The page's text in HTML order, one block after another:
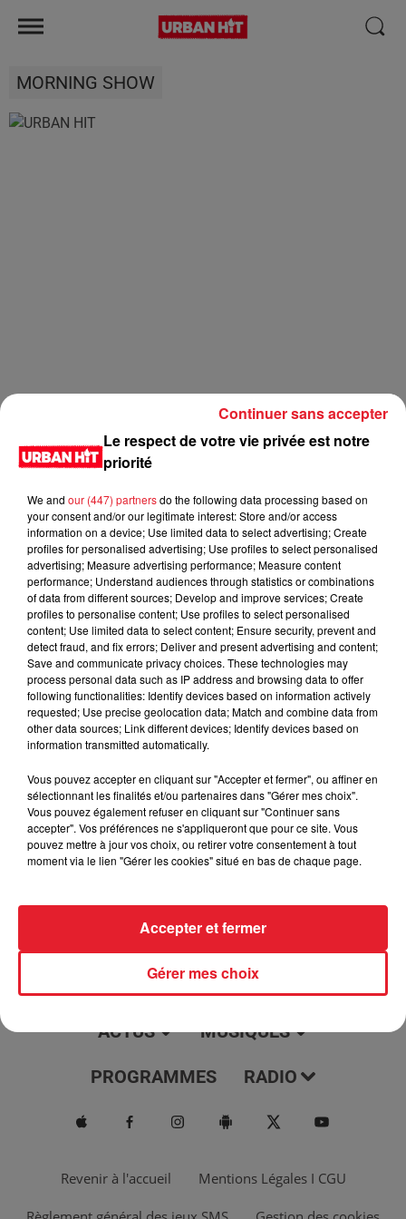
MORNING SHOW
0:00 2 min 57 sec
18 février 2021 - 2 min 57 sec
L'actu du jour du 19/02/2021
Du lundi au vendredi, de 6h à 09h, retrouvez Evan, Sandro,
Aline et Laura pour vous réveiller sur Urban hit. Au
programme : le jeu des 30 secondes chrono, le sondage du
jour, l'info moulaga, le saviez-vous...
ACTUS MUSIQUES
PROGRAMMES RADIO
Revenir à l'accueil Mentions Légales I CGU
Le respect de votre vie privée est notre
priorité
We and our (447) partnersdo the following data processing based on
your consent and/or our legitimate interest: Store and/or access
information on a device; Use limited data to select advertising; Create
profiles for personalised advertising; Use profiles to select personalised
advertising; Measure advertising performance; Measure content
performance; Understand audiences through statistics or combinations
of data from different sources; Develop and improve services; Create
profiles to personalise content; Use profiles to select personalised
content; Use limited data to select content; Ensure security, prevent and
detect fraud, and fix errors; Deliver and present advertising and content;
Save and communicate privacy choices. These technologies may
process personal data such as IP address and browsing data to offer
following functionalities: Identify devices based on information actively
requested; Use precise geolocation data; Match and combine data from
other data sources; Link different devices; Identify devices based on
information transmitted automatically.
Vous pouvez accepter en cliquant sur "Accepter et fermer", ou affiner en
sélectionnant les finalités et/ou partenaires dans "Gérer mes choix".
Vous pouvez également refuser en cliquant sur "Continuer sans
accepter". Vos préférences ne s'appliqueront que pour ce site. Vous
pouvez mettre à jour vos choix, ou retirer votre consentement à tout
moment via le lien "Gérer les cookies" situé en bas de chaque page.
Gérer mes choix
Accepter et fermer
Continuer sans accepter